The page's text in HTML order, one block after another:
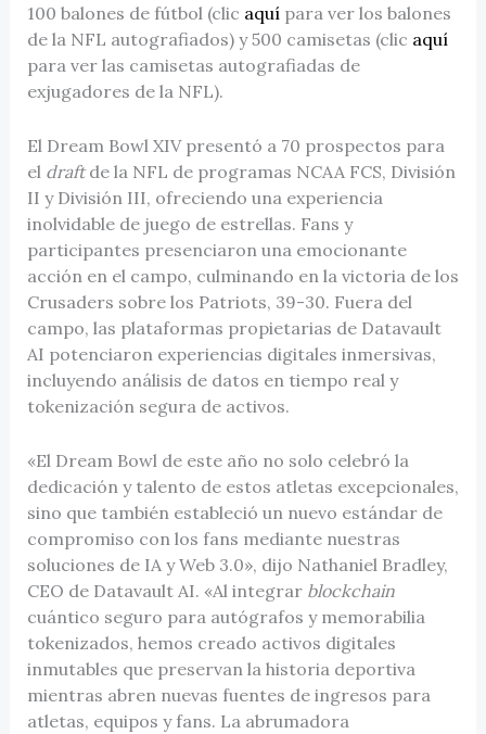
100 balones de fútbol (clic aquípara ver los balones
de la NFL autografiados) y 500 camisetas (clic aquí
para ver las camisetas autografiadas de
exjugadores de la NFL).
El Dream Bowl XIV presentó a 70 prospectos para
el draftde la NFL de programas NCAA FCS, División
II y División III, ofreciendo una experiencia
inolvidable de juego de estrellas. Fans y
participantes presenciaron una emocionante
acción en el campo, culminando en la victoria de los
Crusaders sobre los Patriots, 39-30. Fuera del
campo, las plataformas propietarias de Datavault
AI potenciaron experiencias digitales inmersivas,
incluyendo análisis de datos en tiempo real y
tokenización segura de activos.
«El Dream Bowl de este año no solo celebró la
dedicación y talento de estos atletas excepcionales,
sino que también estableció un nuevo estándar de
compromiso con los fans mediante nuestras
soluciones de IA y Web 3.0», dijo Nathaniel Bradley,
CEO de Datavault AI. «Al integrar blockchain
cuántico seguro para autógrafos y memorabilia
tokenizados, hemos creado activos digitales
inmutables que preservan la historia deportiva
mientras abren nuevas fuentes de ingresos para
atletas, equipos y fans. La abrumadora